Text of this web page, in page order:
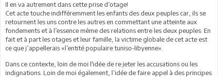
Il en va autrement dans cette prise d’otage!
Cet acte touche indifféremment les enfants des deux peuples car, ils se
retournent les uns contre les autres en commettant une atteinte aux
fondements et à l’essence même des relations entre les deux peuples. En
fait et à part les otages et leur famille, la victime globale de cet acte est
ce que j’appellerais «l’entité populaire tuniso-libyenne».
Dans ce contexte, loin de moi l'idée de re jeter les accusations ou les
indignations. Loin de moi également, l’idée de faire appel à des principes